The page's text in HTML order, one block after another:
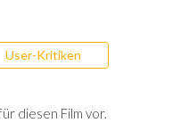
User-Kritiken
diesen Film vor.